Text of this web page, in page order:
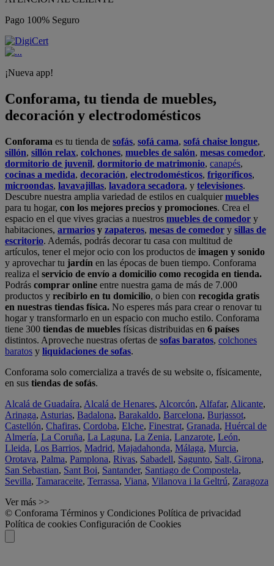
Pago 100% Seguro
¡Nueva app!
Conforama, tu tienda de muebles,
decoración y electrodomésticos
Conforama es tu tienda de sofás, sofá cama, sofá chaise longue,
sillón, sillón relax, colchones, muebles de salón, mesas comedor,
dormitorio de juvenil, dormitorio de matrimonio, canapés,
cocinas a medida, decoración, electrodomésticos, frigoríficos,
microondas, lavavajillas, lavadora secadora, y televisiones.
Descubre nuestra amplia variedad de estilos en cualquiermuebles
para tu hogar, con los mejores precios y promociones. Crea el
espacio en el que vives gracias a nuestros muebles de comedor y
habitaciones, armarios y zapateros, mesas de comedor y sillas de
escritorio. Además, podrás decorar tu casa con multitud de
artículos, tener el mejor ocio con los productos de imagen y sonido
y aprovechar tu jardín en las épocas de buen tiempo. Conforama
realiza el servicio de envío a domicilio como recogida en tienda.
Podrás comprar online entre nuestra gama de más de 7.000
productos y recibirlo en tu domicilio, o bien con recogida gratis
en nuestras tiendas física. No esperes más para crear o renovar tu
hogar y transformarlo en un espacio con mucho estilo. Conforama
tiene 300 tiendas de muebles físicas distribuidas en 6 países
distintos. Aproveche nuestras ofertas de sofas baratos, colchones
baratos y liquidaciones de sofas.
Conforama solo comercializa a través de su website o, físicamente,
en sus tiendas de sofás.
Alcalá de Guadaíra, Alcalá de Henares, Alcorcón, Alfafar, Alicante,
Arinaga, Asturias, Badalona, Barakaldo, Barcelona, Burjassot,
Castellón, Chafiras, Cordoba, Elche, Finestrat, Granada, Huércal de
Almería, La Coruña, La Laguna, La Zenia, Lanzarote, León,
Lleida, Los Barrios, Madrid, Majadahonda, Málaga, Murcia,
Orotava, Palma, Pamplona, Rivas, Sabadell, Sagunto, Salt, Girona,
San Sebastian, Sant Boi, Santander, Santiago de Compostela,
Sevilla, Tamaraceite, Terrassa, Viana, Vilanova i la Geltrú, Zaragoza
Ver más >>
© Conforama Términos y Condiciones Política de privacidad
Política de cookies Configuración de Cookies